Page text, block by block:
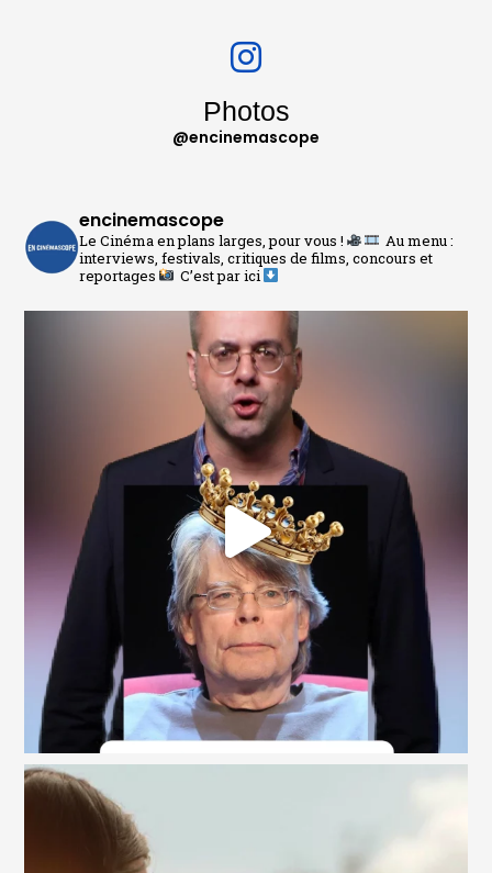
Photos
@encinemascope
encinemascope
Le Cinéma en plans larges, pour vous !
Au menu :
interviews, festivals, critiques de films, concours et
reportages
C’est par ici